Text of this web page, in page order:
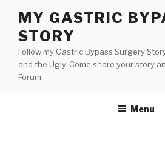
content
MY GASTRIC
STORY
Follow my Gastric Bypass Surgery
and the Ugly. Come share your story
Forum.
Menu